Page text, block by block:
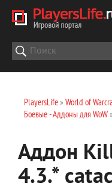
PlayersLife» World of
Боевые - Аддоны для WoW
Аддон
4.3.*